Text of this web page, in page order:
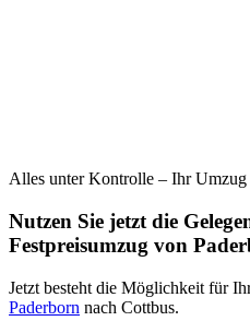
Alles unter Kontrolle – Ihr Umzug
Nutzen Sie jetzt die
Festpreisumzug von
Jetzt besteht die Möglichkeit für
Paderborn nach Cottbus.